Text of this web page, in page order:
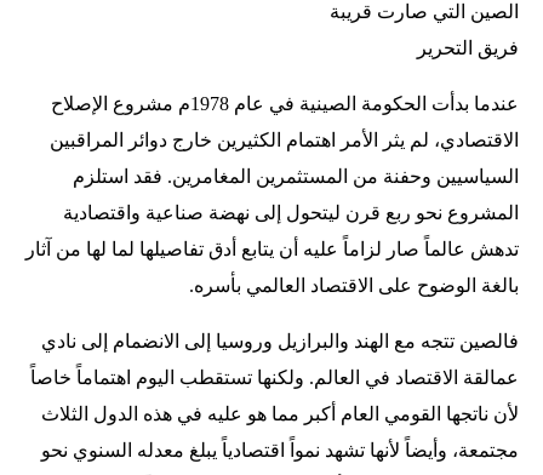
الصين التي صارت قريبة
فريق التحرير
عندما بدأت الحكومة الصينية في عام 1978م مشروع الإصلاح
الاقتصادي، لم يثر الأمر اهتمام الكثيرين خارج دوائر المراقبين
السياسيين وحفنة من المستثمرين المغامرين. فقد استلزم
المشروع نحو ربع قرن ليتحول إلى نهضة صناعية واقتصادية
تدهش عالماً صار لزاماً عليه أن يتابع أدق تفاصيلها لما لها من آثار
بالغة الوضوح على الاقتصاد العالمي بأسره.
فالصين تتجه مع الهند والبرازيل وروسيا إلى الانضمام إلى نادي
عمالقة الاقتصاد في العالم. ولكنها تستقطب اليوم اهتماماً خاصاً
لأن ناتجها القومي العام أكبر مما هو عليه في هذه الدول الثلاث
مجتمعة، وأيضاً لأنها تشهد نمواً اقتصادياً يبلغ معدله السنوي نحو